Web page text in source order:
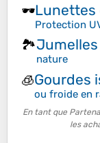
🕶️Lunettes
Protection
🏞️
nature
🧊Gourdes
ou froide en
En tant que
les